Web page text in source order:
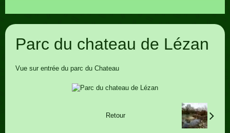
Parc du chateau de Lézan
Vue sur entrée du parc du Chateau
Retour